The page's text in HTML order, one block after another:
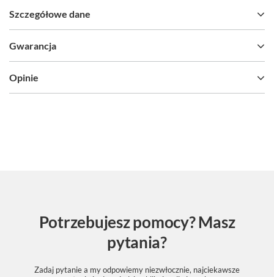
Szczegółowe dane
Gwarancja
Opinie
Potrzebujesz pomocy? Masz
pytania?
Zadaj pytanie a my odpowiemy niezwłocznie, najciekawsze